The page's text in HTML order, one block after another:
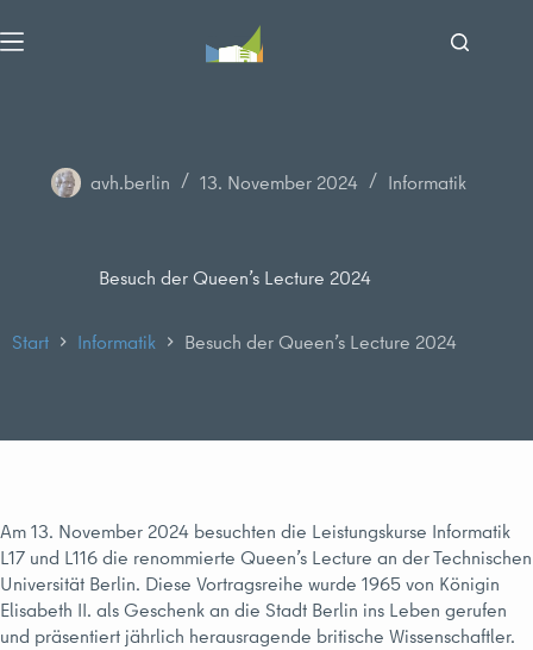
Inhalt
avh.berlin 13. November 2024 Informatik
Besuch der Queen’s Lecture 2024
Start Informatik Besuch der Queen’s Lecture 2024
Am 13. November 2024 besuchten die Leistungskurse Informatik
L17 und L116 die renommierte Queen’s Lecture an der Technischen
Universität Berlin. Diese Vortragsreihe wurde 1965 von Königin
Elisabeth II. als Geschenk an die Stadt Berlin ins Leben gerufen
und präsentiert jährlich herausragende britische Wissenschaftler.